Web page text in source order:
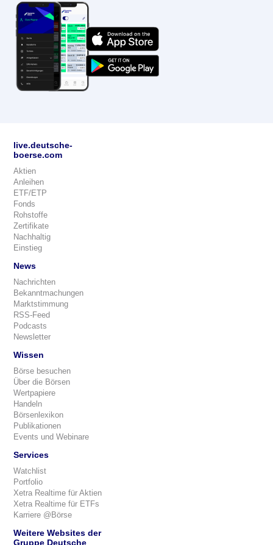
live.deutsche-
boerse.com
Aktien
Anleihen
ETF/ETP
Fonds
Rohstoffe
Zertifikate
Nachhaltig
Einstieg
News
Nachrichten
Bekanntmachungen
Marktstimmung
RSS-Feed
Podcasts
Newsletter
Wissen
Börse besuchen
Über die Börsen
Wertpapiere
Handeln
Börsenlexikon
Publikationen
Events und Webinare
Services
Watchlist
Portfolio
Xetra Realtime für Aktien
Xetra Realtime für ETFs
Karriere @Börse
Weitere Websites der
Gruppe Deutsche